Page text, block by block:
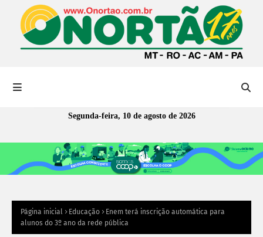
Segunda-feira, 10 de agosto de 2026
Página inicial Educação
Enem terá inscrição automática para
alunos do 3º ano da rede pública